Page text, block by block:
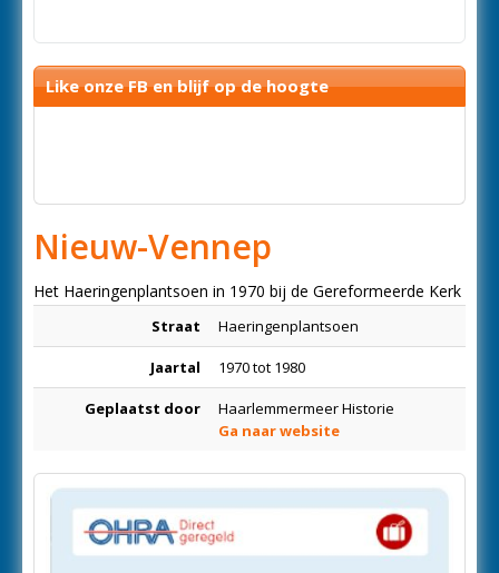
Like onze FB en blijf op de hoogte
Nieuw-Vennep
Het Haeringenplantsoen in 1970 bij de Gereformeerde Kerk
Straat Haeringenplantsoen
Jaartal 1970 tot 1980
Geplaatst door
Haarlemmermeer Historie
Ga naar website